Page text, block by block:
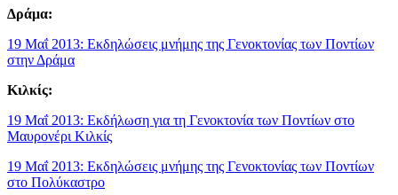
Δράμα:
19 Μαΐ 2013: Εκδηλώσεις μνήμης της Γενοκτονίας των Ποντίων
στην Δράμα
Κιλκίς:
19 Μαΐ 2013: Εκδήλωση για τη Γενοκτονία των Ποντίων στο
Μαυρονέρι Κιλκίς
19 Μαΐ 2013: Εκδηλώσεις μνήμης της Γενοκτονίας των Ποντίων
στο Πολύκαστρο